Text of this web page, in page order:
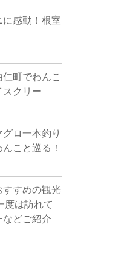
感動！根室
町でわんこ
スクリー
ロ一本釣り
こと巡る！
すすめの観光
度は訪れて
などご紹介